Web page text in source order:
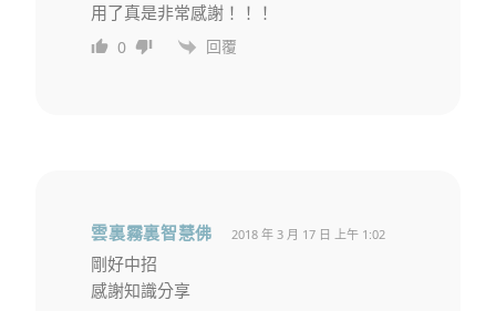
用了真是非常感謝！！！
0 回覆
雲裏霧裏智慧佛 2018 年 3 月 17 日 上午 1:02
剛好中招
感謝知識分享